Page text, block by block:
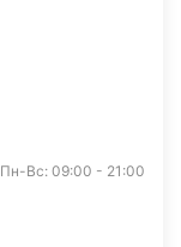
Пн-Вс: 09:00 - 21:00